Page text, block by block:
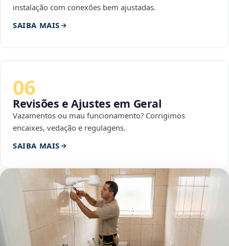
instalação com conexões bem ajustadas.
SAIBA MAIS
06
Revisões e Ajustes em Geral
Vazamentos ou mau funcionamento? Corrigimos
encaixes, vedação e regulagens.
SAIBA MAIS